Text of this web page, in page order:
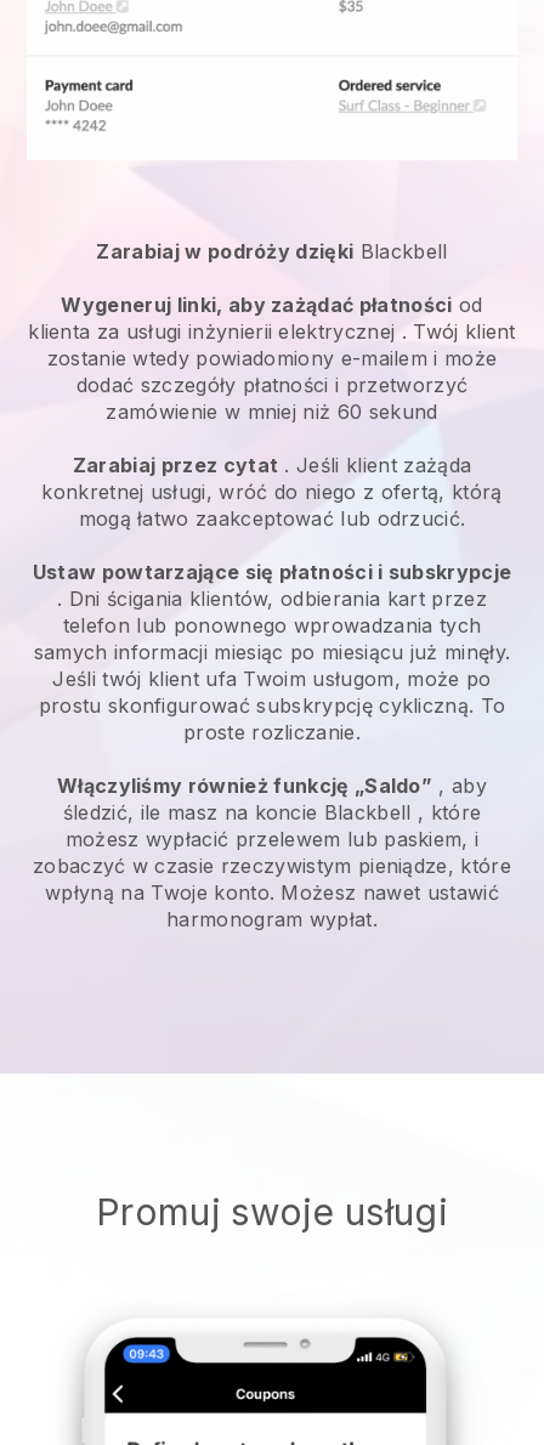
Zarabiaj w podróży dzięki Blackbell
Wygeneruj linki, aby zażądać płatności od
klienta za usługi inżynierii elektrycznej . Twój klient
zostanie wtedy powiadomiony e-mailem i może
dodać szczegóły płatności i przetworzyć
zamówienie w mniej niż 60 sekund
Zarabiaj przez cytat . Jeśli klient zażąda
konkretnej usługi, wróć do niego z ofertą, którą
mogą łatwo zaakceptować lub odrzucić.
Ustaw powtarzające się płatności i subskrypcje
. Dni ścigania klientów, odbierania kart przez
telefon lub ponownego wprowadzania tych
samych informacji miesiąc po miesiącu już minęły.
Jeśli twój klient ufa Twoim usługom, może po
prostu skonfigurować subskrypcję cykliczną. To
proste rozliczanie.
Włączyliśmy również funkcję „Saldo” , aby
śledzić, ile masz na koncie Blackbell , które
możesz wypłacić przelewem lub paskiem, i
zobaczyć w czasie rzeczywistym pieniądze, które
wpłyną na Twoje konto. Możesz nawet ustawić
harmonogram wypłat.
Promuj swoje usługi